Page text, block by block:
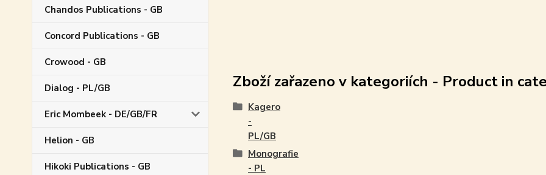
Chandos Publications - GB
Concord Publications - GB
Crowood - GB
Dialog - PL/GB
Eric Mombeek - DE/GB/FR
Helion - GB
Hikoki Publications - GB
Zboží zařazeno v kategoriích - Product in
Kagero
-
PL/GB
Monografie
- PL